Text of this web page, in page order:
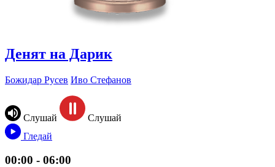
Денят на Дарик
Божидар Русев Иво Стефанов
Слушай
Слушай
Гледай
00:00 - 06:00